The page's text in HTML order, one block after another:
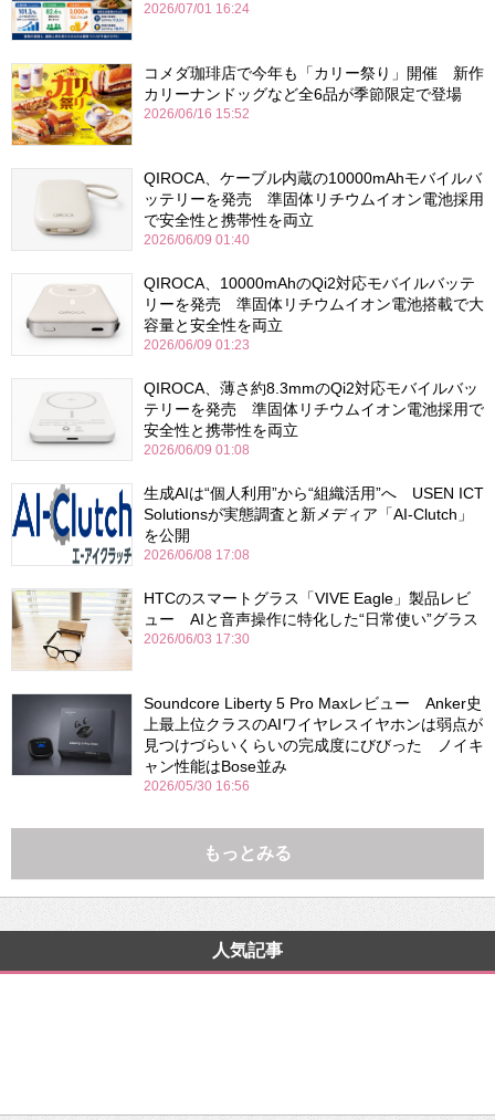
2026/07/01 16:24
コメダ珈琲店で今年も「カリー祭り」開催 新作
カリーナンドッグなど全6品が季節限定で登場
2026/06/16 15:52
QIROCA、ケーブル内蔵の10000mAhモバイルバ
ッテリーを発売 準固体リチウムイオン電池採用
で安全性と携帯性を両立
2026/06/09 01:40
QIROCA、10000mAhのQi2対応モバイルバッテ
リーを発売 準固体リチウムイオン電池搭載で大
容量と安全性を両立
2026/06/09 01:23
QIROCA、薄さ約8.3mmのQi2対応モバイルバッ
テリーを発売 準固体リチウムイオン電池採用で
安全性と携帯性を両立
2026/06/09 01:08
生成AIは“個人利用”から“組織活用”へ USEN ICT
Solutionsが実態調査と新メディア「AI-Clutch」
を公開
2026/06/08 17:08
HTCのスマートグラス「VIVE Eagle」製品レビ
ュー AIと音声操作に特化した“日常使い”グラス
2026/06/03 17:30
Soundcore Liberty 5 Pro Maxレビュー Anker史
上最上位クラスのAIワイヤレスイヤホンは弱点が
見つけづらいくらいの完成度にびびった ノイキ
ャン性能はBose並み
2026/05/30 16:56
もっとみる
人気記事